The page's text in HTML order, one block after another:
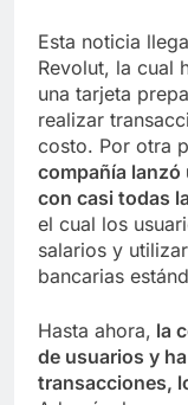
Esta noticia
Revolut, la cual
una tarjeta
realizar
costo. Por otra
compañía
con casi todas
el cual los
salarios y
bancarias
Hasta ahora, la
de usuarios y
transacciones,